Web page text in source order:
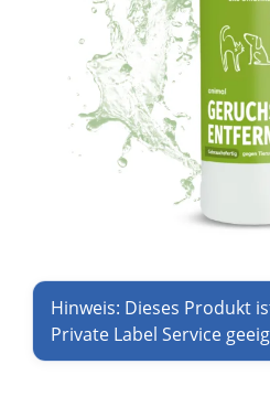
Hinweis: Dieses Produkt
Private Label Service